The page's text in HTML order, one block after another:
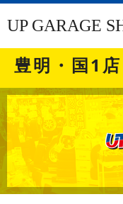
UP GARAGE
豊明・国1店